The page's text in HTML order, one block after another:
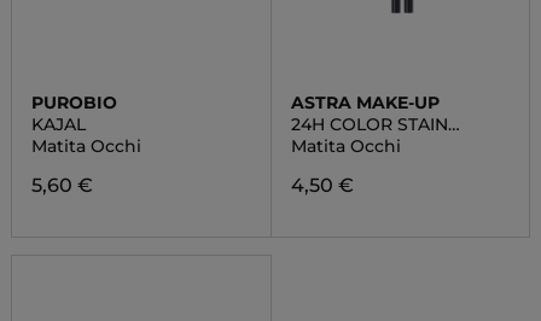
PUROBIO
KAJAL
Matita Occhi
5,60 €
ASTRA MAKE-UP
24H COLOR STAIN
PENCIL
Matita Occhi
4,50 €